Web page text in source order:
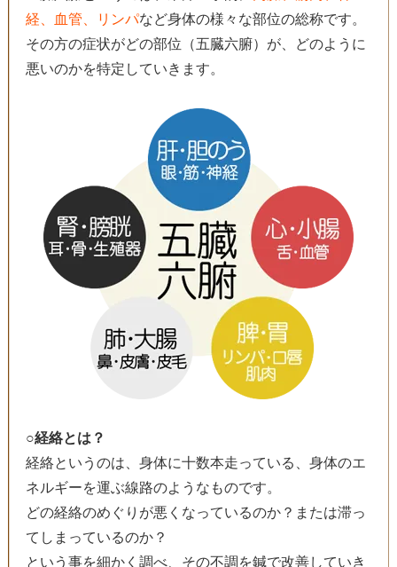
経、血管、リンパなど身体の様々な部位の総称です。
その方の症状がどの部位（五臓六腑）が、どのように
悪いのかを特定していきます。
○経絡とは？
経絡というのは、身体に十数本走っている、身体のエ
ネルギーを運ぶ線路のようなものです。
どの経絡のめぐりが悪くなっているのか？または滞っ
てしまっているのか？
という事を細かく調べ、その不調を鍼で改善していき